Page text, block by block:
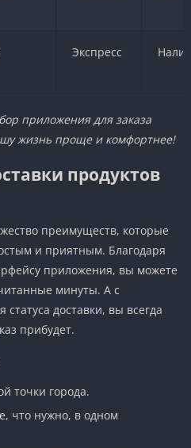
Экспресс
приложения для заказа
жизнь проще и комфортнее!
продуктов
преимуществ, которые
и приятным. Благодаря
приложения, вы можете
минуты. А с
доставки, вы всегда
прибудет.
точки города.
что нужно, в одном